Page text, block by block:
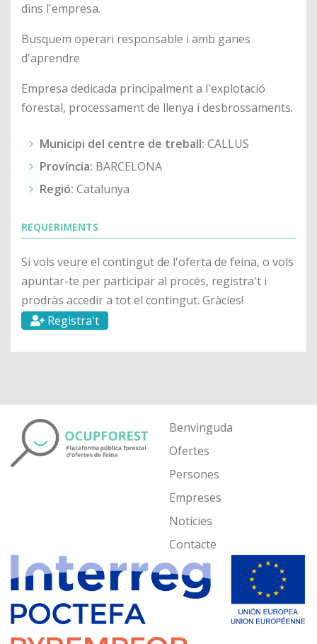
dins l'empresa.
Busquem operari responsable i amb ganes
d'aprendre
Empresa dedicada principalment a l'explotació
forestal, processament de llenya i desbrossaments.
Municipi del centre de treball: CALLUS
Província: BARCELONA
Regió: Catalunya
REQUERIMENTS
Si vols veure el contingut de l'oferta de feina, o vols
apuntar-te per participar al procés, registra't i
prodràs accedir a tot el contingut. Gràcies!
Registra't
Benvinguda
Ofertes
Persones
Empreses
Notícies
Contacte